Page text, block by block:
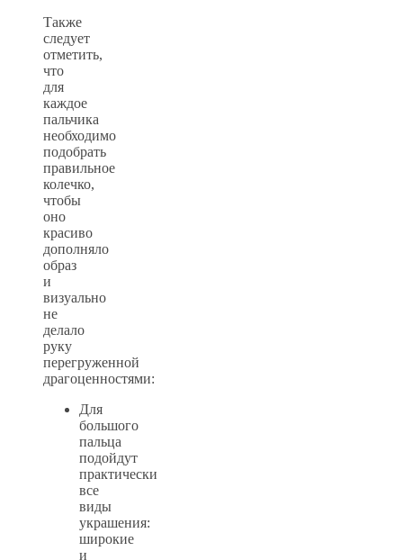
Также
следует
отметить,
что
для
каждое
пальчика
необходимо
подобрать
правильное
колечко,
чтобы
оно
красиво
дополняло
образ
и
визуально
не
делало
руку
перегруженной
драгоценностями:
Для
большого
пальца
подойдут
практически
все
виды
украшения:
широкие
и